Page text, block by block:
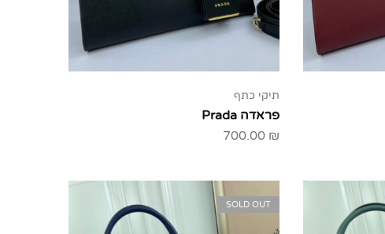
תיקי כתף
פראדה Prada
700.00 ₪
SOLD OUT